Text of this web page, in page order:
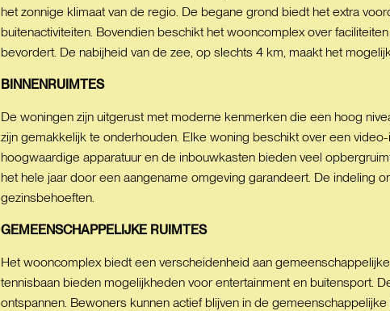
het zonnige klimaat van de regio. De begane grond biedt het extra
buitenactiviteiten. Bovendien beschikt het wooncomplex over
bevordert. De nabijheid van de zee, op slechts 4 km, maakt het
BINNENRUIMTES
De woningen zijn uitgerust met moderne kenmerken die een hoog
zijn gemakkelijk te onderhouden. Elke woning beschikt over een
hoogwaardige apparatuur en de inbouwkasten bieden veel
het hele jaar door een aangename omgeving garandeert. De indeling
gezinsbehoeften.
GEMEENSCHAPPELIJKE RUIMTES
Het wooncomplex biedt een verscheidenheid aan
tennisbaan bieden mogelijkheden voor entertainment en buitensport.
ontspannen. Bewoners kunnen actief blijven in de